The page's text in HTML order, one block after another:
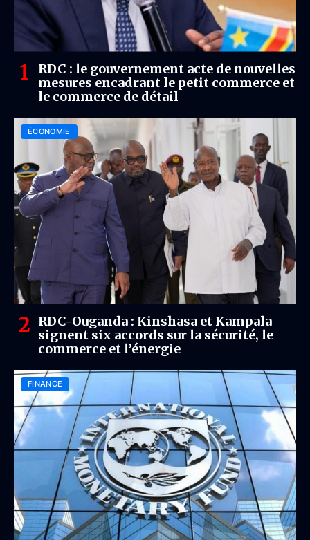
RDC : le gouvernement acte de nouvelles
mesures encadrant le petit commerce et
le commerce de détail
ÉCONOMIE
RDC-Ouganda : Kinshasa et Kampala
signent six accords sur la sécurité, le
commerce et l’énergie
FINANCE